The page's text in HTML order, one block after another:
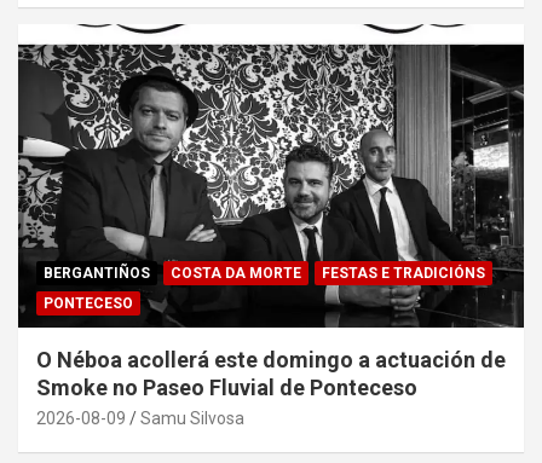
BERGANTIÑOS COSTA DA MORTE
FESTAS E TRADICIÓNS
PONTECESO
O Néboa acollerá este domingo a actuación de
Smoke no Paseo Fluvial de Ponteceso
2026-08-09 Samu Silvosa